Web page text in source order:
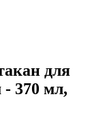
для
- 370 мл,